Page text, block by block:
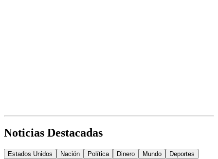
Noticias Destacadas
Estados Unidos Nación Política Dinero Mundo Deportes